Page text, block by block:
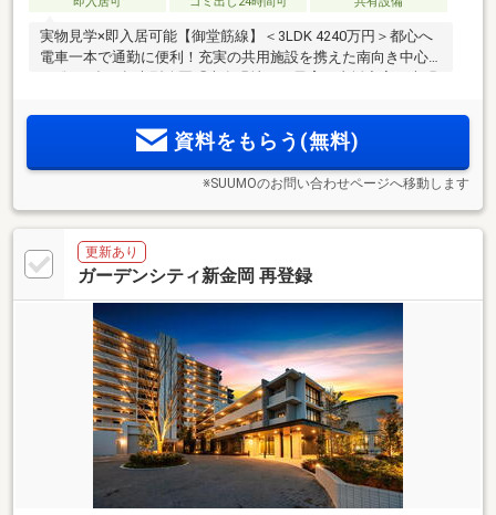
実物見学×即入居可能【御堂筋線】＜3LDK 4240万円＞都心へ
電車一本で通勤に便利！充実の共用施設を携えた南向き中心
の総276邸。超大型公園「大泉緑地」と子育て支援充実の光明
サービスも充実！＜建物内モデルルームオープン＞
資料をもらう(無料)
※SUUMOのお問い合わせページへ移動します
更新あり
ガーデンシティ新金岡 再登録